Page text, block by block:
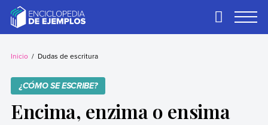
contentEjemplos
Necesitas ejemplos.
Primary
Inicio Dudas de escritura
¿CÓMO SE ESCRIBE?
Encima, enzima o ensima